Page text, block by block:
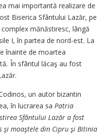
mai importantă realizare de
Biserica Sfântului Lazăr, pe
mănăstiresc, lângă
I, în partea de nord-est. La
­înainte de moartea
. În sfântul lăcaş au fost
un autor bizantin
în lucrarea sa Patria
Sfântului Lazăr a fost
şi moaştele din Cipru şi Bitinia